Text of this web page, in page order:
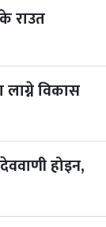
राउत
लाग्ने विकास
होइन,